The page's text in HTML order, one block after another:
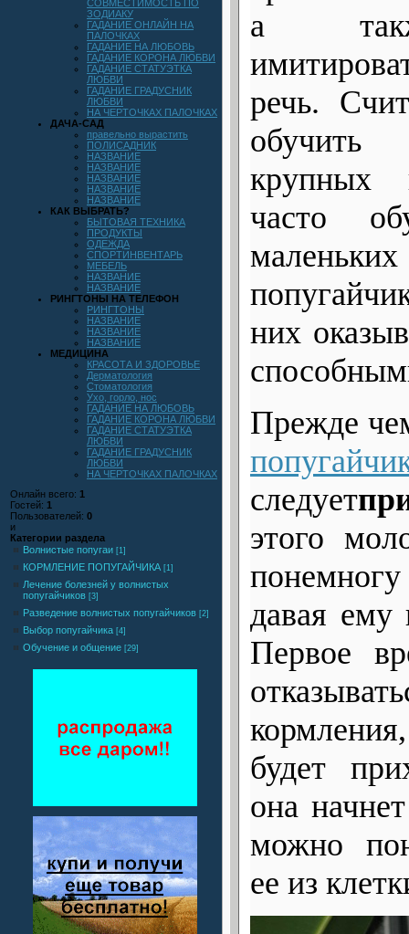
СОВМЕСТИМОСТЬ ПО
ЗОДИАКУ
ГАДАНИЕ ОНЛАЙН НА
ПАЛОЧКАХ
ГАДАНИЕ НА ЛЮБОВЬ
ГАДАНИЕ КОРОНА ЛЮБВИ
ГАДАНИЕ СТАТУЭТКА
ЛЮБВИ
ГАДАНИЕ ГРАДУСНИК
ЛЮБВИ
НА ЧЕРТОЧКАХ ПАЛОЧКАХ
ДАЧА-САД
правельно вырастить
ПОЛИСАДНИК
НАЗВАНИЕ
НАЗВАНИЕ
НАЗВАНИЕ
НАЗВАНИЕ
НАЗВАНИЕ
КАК ВЫБРАТЬ?
БЫТОВАЯ ТЕХНИКА
ПРОДУКТЫ
ОДЕЖДА
СПОРТИНВЕНТАРЬ
МЕБЕЛЬ
НАЗВАНИЕ
НАЗВАНИЕ
РИНГТОНЫ НА ТЕЛЕФОН
РИНГТОНЫ
НАЗВАНИЕ
НАЗВАНИЕ
НАЗВАНИЕ
МЕДИЦИНА
КРАСОТА И ЗДОРОВЬЕ
Дерматология
Стоматология
Ухо, горло, нос
ГАДАНИЕ НА ЛЮБОВЬ
ГАДАНИЕ КОРОНА ЛЮБВИ
ГАДАНИЕ СТАТУЭТКА
ЛЮБВИ
ГАДАНИЕ ГРАДУСНИК
ЛЮБВИ
НА ЧЕРТОЧКАХ ПАЛОЧКАХ
Онлайн всего: 1
Гостей: 1
Пользователей: 0
и
Категории раздела
Bолнистые попугаи [1]
КОРМЛЕНИЕ ПОПУГАЙЧИКА [1]
Лечение болезней у волнистых
попугайчиков [3]
Разведение волнистых попугайчиков [2]
Выбор попугайчика [4]
Обучение и общение [29]
а
речь.
обучить
крупных
часто
них
Прежде
следует
этого
давая ему
Первое
будет
она
можно
ее из